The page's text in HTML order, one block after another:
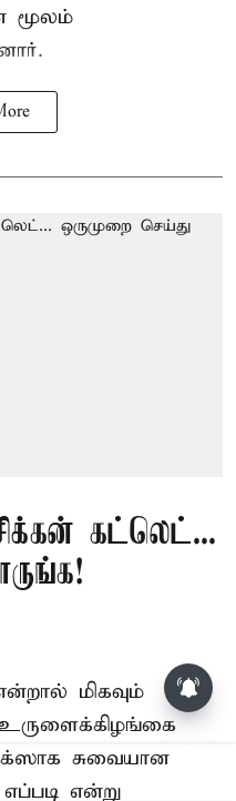
மூலம்
கட்லெட்...
மிகவும்
உருளைக்கிழங்கை
சுவையான
என்று
தோலை உரிப்பது ஏன்?
அதனை பார்த்தால்